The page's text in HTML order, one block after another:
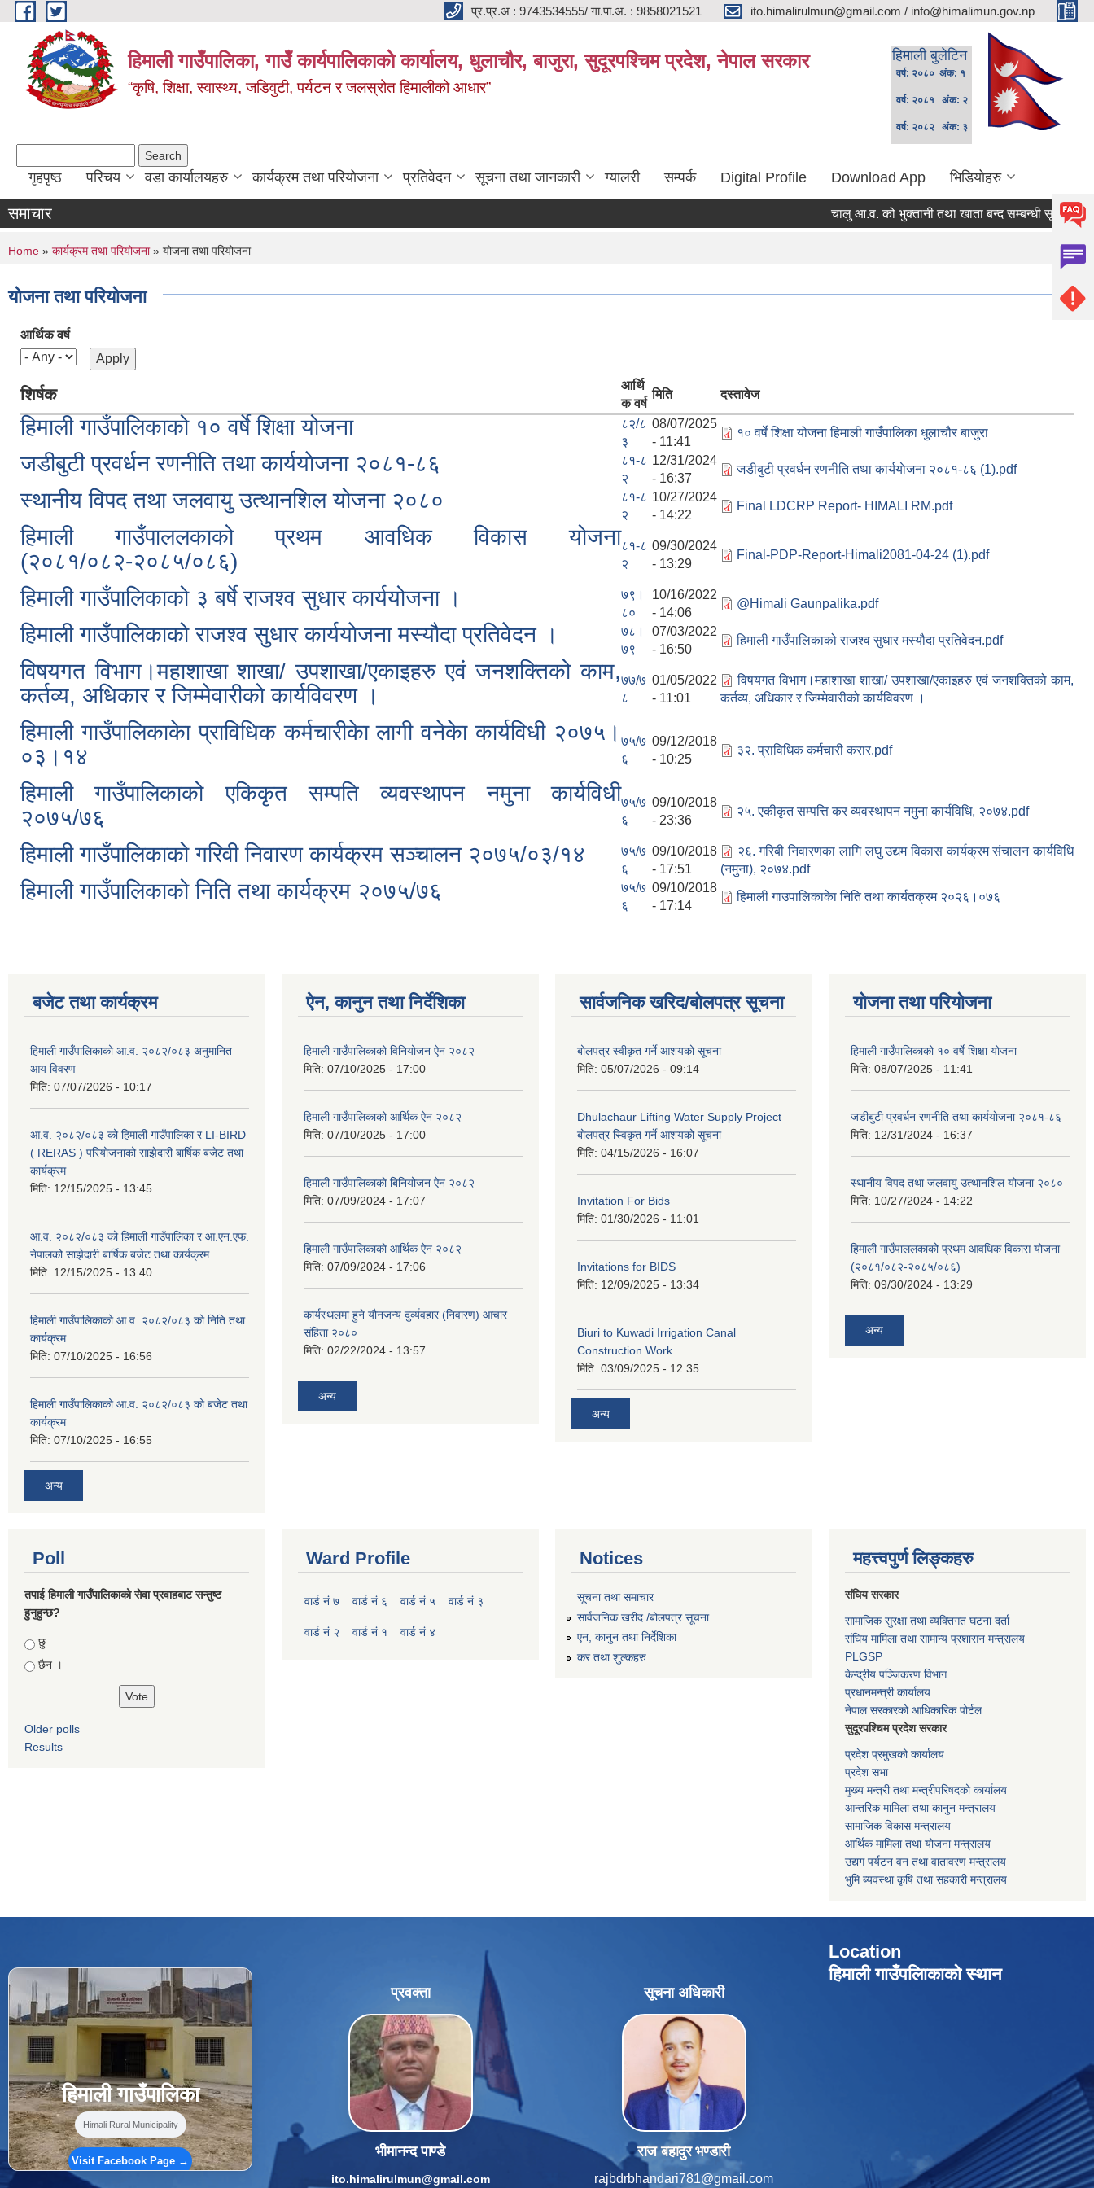
Skip to main content प्र.प्र.अ : 9743534555/ गा.पा.अ. : 9858021521 ito.himalirulmun@gmail.com / info@himalimun.gov.np
हिमाली गाउँपालिका, गाउँ कार्यपालिकाकाे कार्यालय, धुलाचौर, बाजुरा, सुदूरपश्चिम प्रदेश, नेपाल सरकार
“कृषि, शिक्षा, स्वास्थ्य, जडिवुटी, पर्यटन र जलस्रोत हिमालीको आधार”
हिमाली बुलेटिन
वर्ष: २०८० अंक: १
वर्ष: २०८१ अंक: २
वर्ष: २०८२ अंक: ३
गृहपृष्ठ परिचय वडा कार्यालयहरु कार्यक्रम तथा परियोजना प्रतिवेदन सूचना तथा जानकारी ग्यालरी सम्पर्क Digital Profile Download App भिडियोहरु
समाचार चालु आ.व. को भुक्तानी तथा खाता बन्द सम्बन्धी सूचना ।
You are here
Home » कार्यक्रम तथा परियोजना» योजना तथा परियोजना
योजना तथा परियोजना
आर्थिक वर्ष
शिर्षक
आर्थि
क वर्ष
मिति दस्तावेज
हिमाली गाउँपालिकाको १० वर्षे शिक्षा योजना
८२/८
३
08/07/2025
- 11:41
१० वर्षे शिक्षा योजना हिमाली गाउँपालिका धुलाचौर बाजुरा
जडीबुटी प्रवर्धन रणनीति तथा कार्ययाेजना २०८१-८६
८१-८
२
12/31/2024
- 16:37
जडीबुटी प्रवर्धन रणनीति तथा कार्ययाेजना २०८१-८६ (1).pdf
स्थानीय विपद तथा जलवायु उत्थानशिल योजना २०८०
८१-८
२
10/27/2024
- 14:22
Final LDCRP Report- HIMALI RM.pdf
हिमाली गाउँपाललकाको प्रथम आवधिक विकास योजना
(२०८१/०८२-२०८५/०८६)
८१-८
२
09/30/2024
- 13:29
Final-PDP-Report-Himali2081-04-24 (1).pdf
हिमाली गाउँपालिकाको ३ बर्षे राजश्व सुधार कार्ययोजना ।
७९।
८०
10/16/2022
- 14:06
@Himali Gaunpalika.pdf
हिमाली गाउँपालिकाको राजश्व सुधार कार्ययाेजना मस्यौदा प्रतिवेदन ।
७८।
७९
07/03/2022
- 16:50
हिमाली गाउँपालिकाको राजश्व सुधार मस्यौदा प्रतिवेदन.pdf
विषयगत विभाग।महाशाखा शाखा/ उपशाखा/एकाइहरु एवं जनशक्तिको काम,
कर्तव्य, अधिकार र जिम्मेवारीको कार्यविवरण ।
७७/७
८
01/05/2022
- 11:01
विषयगत विभाग।महाशाखा शाखा/ उपशाखा/एकाइहरु एवं जनशक्तिको काम,
कर्तव्य, अधिकार र जिम्मेवारीको कार्यविवरण ।
हिमाली गाउँपालिकाकेा प्राविधिक कर्मचारीकेा लागी वनेकेा कार्यविधी २०७५।
०३।१४
७५/७
६
09/12/2018
- 10:25
३२. प्राविधिक कर्मचारी करार.pdf
हिमाली गाउँपालिकाको एकिकृत सम्पति व्यवस्थापन नमुना कार्यविधी
२०७५/७६
७५/७
६
09/10/2018
- 23:36
२५. एकीकृत सम्पत्ति कर व्यवस्थापन नमुना कार्यविधि, २०७४.pdf
हिमाली गाउँपालिकाको गरिवी निवारण कार्यक्रम सञ्चालन २०७५/०३/१४
७५/७
६
09/10/2018
- 17:51
२६. गरिबी निवारणका लागि लघु उद्यम विकास कार्यक्रम संचालन कार्यविधि
(नमुना), २०७४.pdf
हिमाली गाउँपालिकाको निति तथा कार्यक्रम २०७५/७६
७५/७
६
09/10/2018
- 17:14
हिमाली गाउपालिकाकेा निति तथा कार्यतक्रम २०२६।०७६
बजेट तथा कार्यक्रम
हिमाली गाउँपालिकाको आ.व. २०८२/०८३ अनुमानित
आय विवरण
मिति: 07/07/2026 - 10:17
आ.व. २०८२/०८३ को हिमाली गाउँपालिका र LI-BIRD
( RERAS ) परियोजनाको साझेदारी बार्षिक बजेट तथा
कार्यक्रम
मिति: 12/15/2025 - 13:45
आ.व. २०८२/०८३ को हिमाली गाउँपालिका र आ.एन.एफ.
नेपालको साझेदारी बार्षिक बजेट तथा कार्यक्रम
मिति: 12/15/2025 - 13:40
हिमाली गाउँपालिकाको आ.व. २०८२/०८३ को निति तथा
कार्यक्रम
मिति: 07/10/2025 - 16:56
हिमाली गाउँपालिकाको आ.व. २०८२/०८३ को बजेट तथा
कार्यक्रम
मिति: 07/10/2025 - 16:55
अन्य
ऐन, कानुन तथा निर्देशिका
हिमाली गाउँपालिकाको विनियोजन ऐन २०८२
मिति: 07/10/2025 - 17:00
हिमाली गाउँपालिकाको आर्थिक ऐन २०८२
मिति: 07/10/2025 - 17:00
हिमाली गाउँपालिकाकाे बिनियोजन ऐन २०८२
मिति: 07/09/2024 - 17:07
हिमाली गाउँपालिकाकाे आर्थिक ऐन २०८२
मिति: 07/09/2024 - 17:06
कार्यस्थलमा हुने यौनजन्य दुर्व्यवहार (निवारण) आचार
संहिता २०८०
मिति: 02/22/2024 - 13:57
अन्य
सार्वजनिक खरिद/बोलपत्र सूचना
बोलपत्र स्वीकृत गर्ने आशयको सूचना
मिति: 05/07/2026 - 09:14
Dhulachaur Lifting Water Supply Project
बोलपत्र स्विकृत गर्ने आशयको सूचना
मिति: 04/15/2026 - 16:07
Invitation For Bids
मिति: 01/30/2026 - 11:01
Invitations for BIDS
मिति: 12/09/2025 - 13:34
Biuri to Kuwadi Irrigation Canal
Construction Work
मिति: 03/09/2025 - 12:35
अन्य
योजना तथा परियोजना
हिमाली गाउँपालिकाको १० वर्षे शिक्षा योजना
मिति: 08/07/2025 - 11:41
जडीबुटी प्रवर्धन रणनीति तथा कार्ययाेजना २०८१-८६
मिति: 12/31/2024 - 16:37
स्थानीय विपद तथा जलवायु उत्थानशिल योजना २०८०
मिति: 10/27/2024 - 14:22
हिमाली गाउँपाललकाको प्रथम आवधिक विकास योजना
(२०८१/०८२-२०८५/०८६)
मिति: 09/30/2024 - 13:29
अन्य
Poll
तपाई हिमाली गाउँपालिकाको सेवा प्रवाहबाट सन्तुष्ट
हुनुहुन्छ?
Choices
छु
छैन ।
Older polls
Results
Ward Profile
वार्ड नं ७ वार्ड नं ६ वार्ड नं ५ वार्ड नं ३
वार्ड नं २ वार्ड नं १ वार्ड नं ४
Notices
सूचना तथा समाचार
सार्वजनिक खरीद /बोलपत्र सूचना
एन, कानुन तथा निर्देशिका
कर तथा शुल्कहरु
महत्त्वपुर्ण लिङ्कहरु
संघिय सरकार
सामाजिक सुरक्षा तथा व्यक्तिगत घटना दर्ता
संघिय मामिला तथा सामान्य प्रशासन मन्त्रालय
PLGSP
केन्द्रीय पञ्जिकरण विभाग
प्रधानमन्त्री कार्यालय
नेपाल सरकारको आधिकारिक पोर्टल
सुदूरपश्चिम प्रदेश सरकार
प्रदेश प्रमुखको कार्यालय
प्रदेश सभा
मुख्य मन्त्री तथा मन्त्रीपरिषदको कार्यालय
आन्तरिक मामिला तथा कानुन मन्त्रालय
सामाजिक विकास मन्त्रालय
आर्थिक मामिला तथा योजना मन्त्रालय
उद्यग पर्यटन वन तथा वातावरण मन्त्रालय
भुमि ब्यवस्था कृषि तथा सहकारी मन्त्रालय
f Facebook ⋯
हिमाली गाउँपालिका
Himali Rural Municipality
Visit Facebook Page →
प्रवक्ता
भीमानन्द पाण्डे
ito.himalirulmun@gmail.com
सूचना अधिकारी
राज बहादुर भण्डारी
rajbdrbhandari781@gmail.com
Location
हिमाली गाउँपलािकाको स्थान